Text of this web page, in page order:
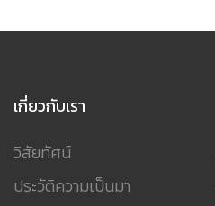
เกี่ยวกับเรา
วิสัยทัศน์
ประวัติความเป็นมา